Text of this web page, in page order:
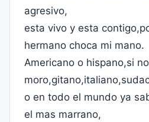
agresivo,
esta vivo y esta
hermano choca mi mano.
Americano o hispano,si
o en todo el mundo ya
el mas marrano,